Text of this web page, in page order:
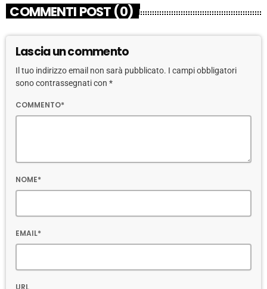
COMMENTI POST (0)
Lascia un commento
Il tuo indirizzo email non sarà pubblicato. I campi obbligatori
sono contrassegnati con *
COMMENTO*
NOME*
EMAIL*
URL